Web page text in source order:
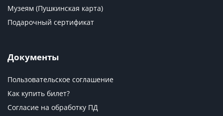
Музеям (Пушкинская карта)
Подарочный сертификат
Документы
Пользовательское соглашение
Как купить билет?
Согласие на обработку ПД